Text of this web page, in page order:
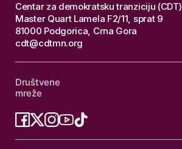
Centar za demokratsku tranziciju (CDT)
Master Quart Lamela F2/11, sprat 9
81000 Podgorica, Crna Gora
cdt@cdtmn.org
Društvene
mreže